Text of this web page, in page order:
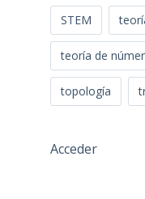
STEM
teoría de
topología
Acceder